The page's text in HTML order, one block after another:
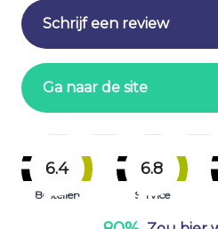
Schrijf een review
Ga naar de site
6.4
Bestellen
6.8
Service